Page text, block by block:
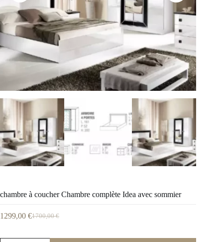
chambre à coucher Chambre complète Idea avec sommier
1700,00€
1299,00 €